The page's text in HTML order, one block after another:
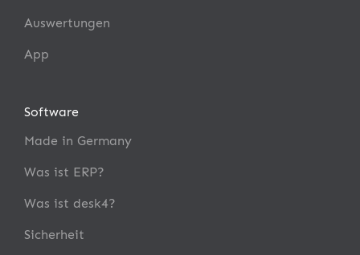
Auswertungen
App
Software
Made in Germany
Was ist ERP?
Was ist desk4?
Sicherheit